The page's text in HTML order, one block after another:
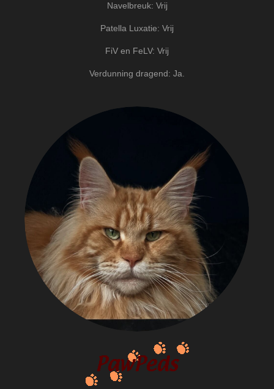
Navelbreuk: Vrij
Patella Luxatie: Vrij
FiV en FeLV: Vrij
Verdunning dragend: Ja.